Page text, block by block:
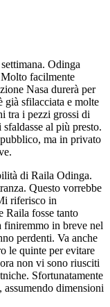
Odinga
Molto facilmente
Nasa durerà per
già sfilacciata e molte
tra i pezzi grossi di
al più presto.
ma in privato
di Raila Odinga.
Questo vorrebbe
riferisco in
Raila fosse tanto
in breve nel
perdenti. Va anche
le quinte per evitare
non vi sono riusciti
Sfortunatamente
dimensioni